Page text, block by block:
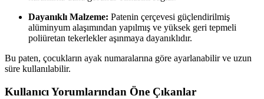
Dayanıklı Malzeme: Patenin çerçevesi güçlendirilmiş
alüminyum alaşımından yapılmış ve yüksek geri tepmeli
poliüretan tekerlekler aşınmaya dayanıklıdır.
Bu paten, çocukların ayak numaralarına göre ayarlanabilir ve uzun
süre kullanılabilir.
Kullanıcı Yorumlarından Öne Çıkanlar